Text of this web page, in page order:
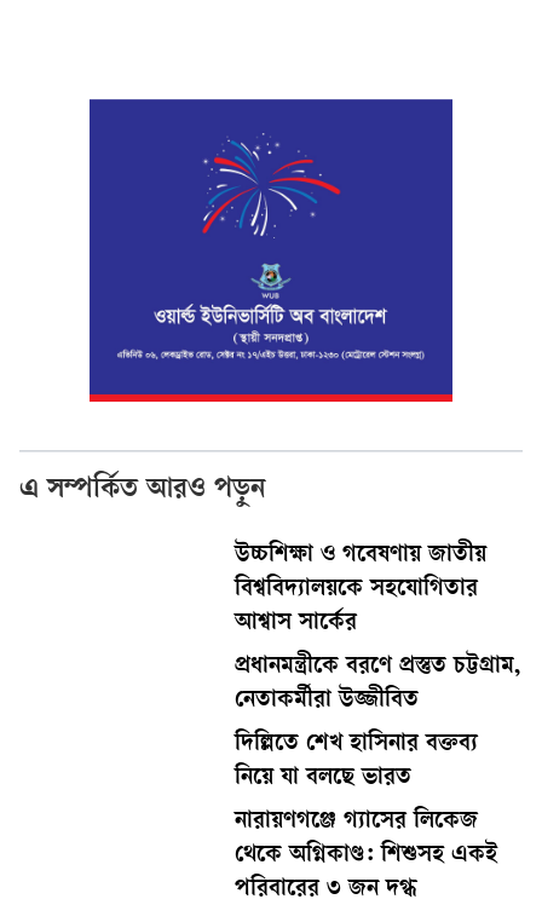
এ সম্পর্কিত আরও পড়ুন
উচ্চশিক্ষা ও গবেষণায় জাতীয়
বিশ্ববিদ্যালয়কে সহযোগিতার
আশ্বাস সার্কের
প্রধানমন্ত্রীকে বরণে প্রস্তুত চট্টগ্রাম,
নেতাকর্মীরা উজ্জীবিত
দিল্লিতে শেখ হাসিনার বক্তব্য
নিয়ে যা বলছে ভারত
নারায়ণগঞ্জে গ্যাসের লিকেজ
থেকে অগ্নিকাণ্ড: শিশুসহ একই
পরিবারের ৩ জন দগ্ধ